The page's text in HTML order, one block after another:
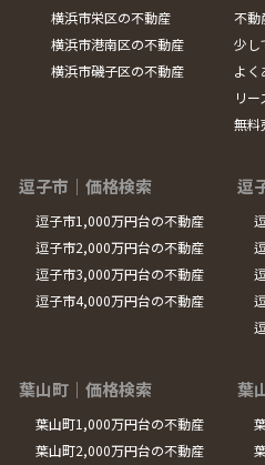
横浜市栄区の不動産
横浜市港南区の不動産
横浜市磯子区の不動産
不動
少し
よく
リ
無料
逗子市｜価格検索
逗子市1,000万円台の不動産
逗子市2,000万円台の不動産
逗子市3,000万円台の不動産
逗子市4,000万円台の不動産
逗
葉山町｜価格検索
葉山町1,000万円台の不動産
葉山町2,000万円台の不動産
葉